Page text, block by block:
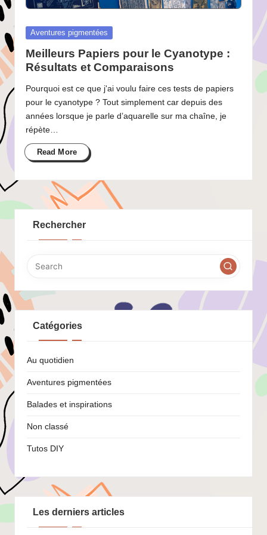
Posted
Aventures pigmentées
Meilleurs Papiers pour le Cyanotype :
Résultats et Comparaisons
Pourquoi est ce que j'ai voulu faire ces tests de papiers
pour le cyanotype ? Tout simplement car depuis des
années lorsque je parle d’aquarelle sur ma chaîne, je
répète…
Read More
Rechercher
Catégories
Au quotidien
Aventures pigmentées
Balades et inspirations
Non classé
Tutos DIY
Les derniers articles